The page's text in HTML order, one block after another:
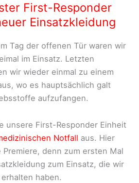
First-Responder
Einsatzkleidung
Tag der offenen Tür waren wir
im Einsatz. Letzten
wir wieder einmal zu einem
wo es hauptsächlich galt
aufzufangen.
unsere First-Responder Einheit
Notfall aus. Hier
denn zum ersten Mal
zum Einsatz, die wir
haben.